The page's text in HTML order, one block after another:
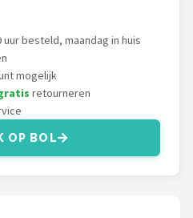
besteld, maandag in huis
mogelijk
retourneren
OP BOL